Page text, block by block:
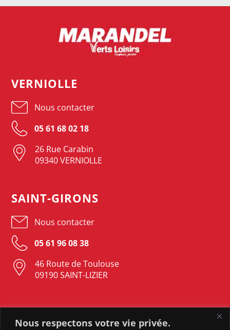
Nous respectons votre vie privée.
VERNIOLLE
Nous contacter
05 61 68 02 18
26 Rue Carabin
09340 VERNIOLLE
SAINT-GIRONS
Nous contacter
05 61 96 08 38
46 Route de Toulouse
09190 SAINT-LIZIER
LAVELANET